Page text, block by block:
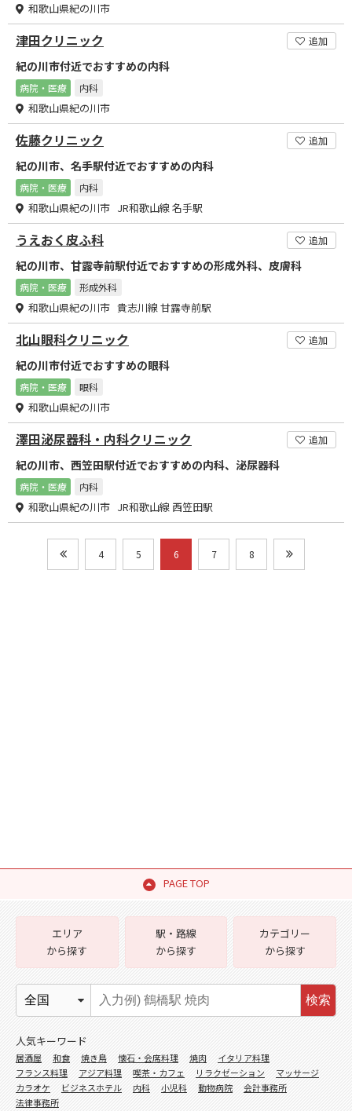
和歌山県紀の川市
津田クリニック 追加
紀の川市付近でおすすめの内科
病院・医療 内科
和歌山県紀の川市
佐藤クリニック 追加
紀の川市、名手駅付近でおすすめの内科
病院・医療 内科
和歌山県紀の川市 JR和歌山線 名手駅
うえおく皮ふ科 追加
紀の川市、甘露寺前駅付近でおすすめの形成外科、皮膚科
病院・医療 形成外科
和歌山県紀の川市 貴志川線 甘露寺前駅
北山眼科クリニック 追加
紀の川市付近でおすすめの眼科
病院・医療 眼科
和歌山県紀の川市
澤田泌尿器科・内科クリニック 追加
紀の川市、西笠田駅付近でおすすめの内科、泌尿器科
病院・医療 内科
和歌山県紀の川市 JR和歌山線 西笠田駅
4 5 6 7 8
PAGE TOP
エリア
から探す
駅・路線
から探す
カテゴリー
から探す
検索
人気キーワード
居酒屋 和食 焼き鳥 懐石・会席料理 焼肉
イタリア料理
フランス料理
アジア料理 喫茶・カフェ リラクゼーション
マッサージ
カラオケ
ビジネスホテル 内科 小児科 動物病院
会計事務所
法律事務所